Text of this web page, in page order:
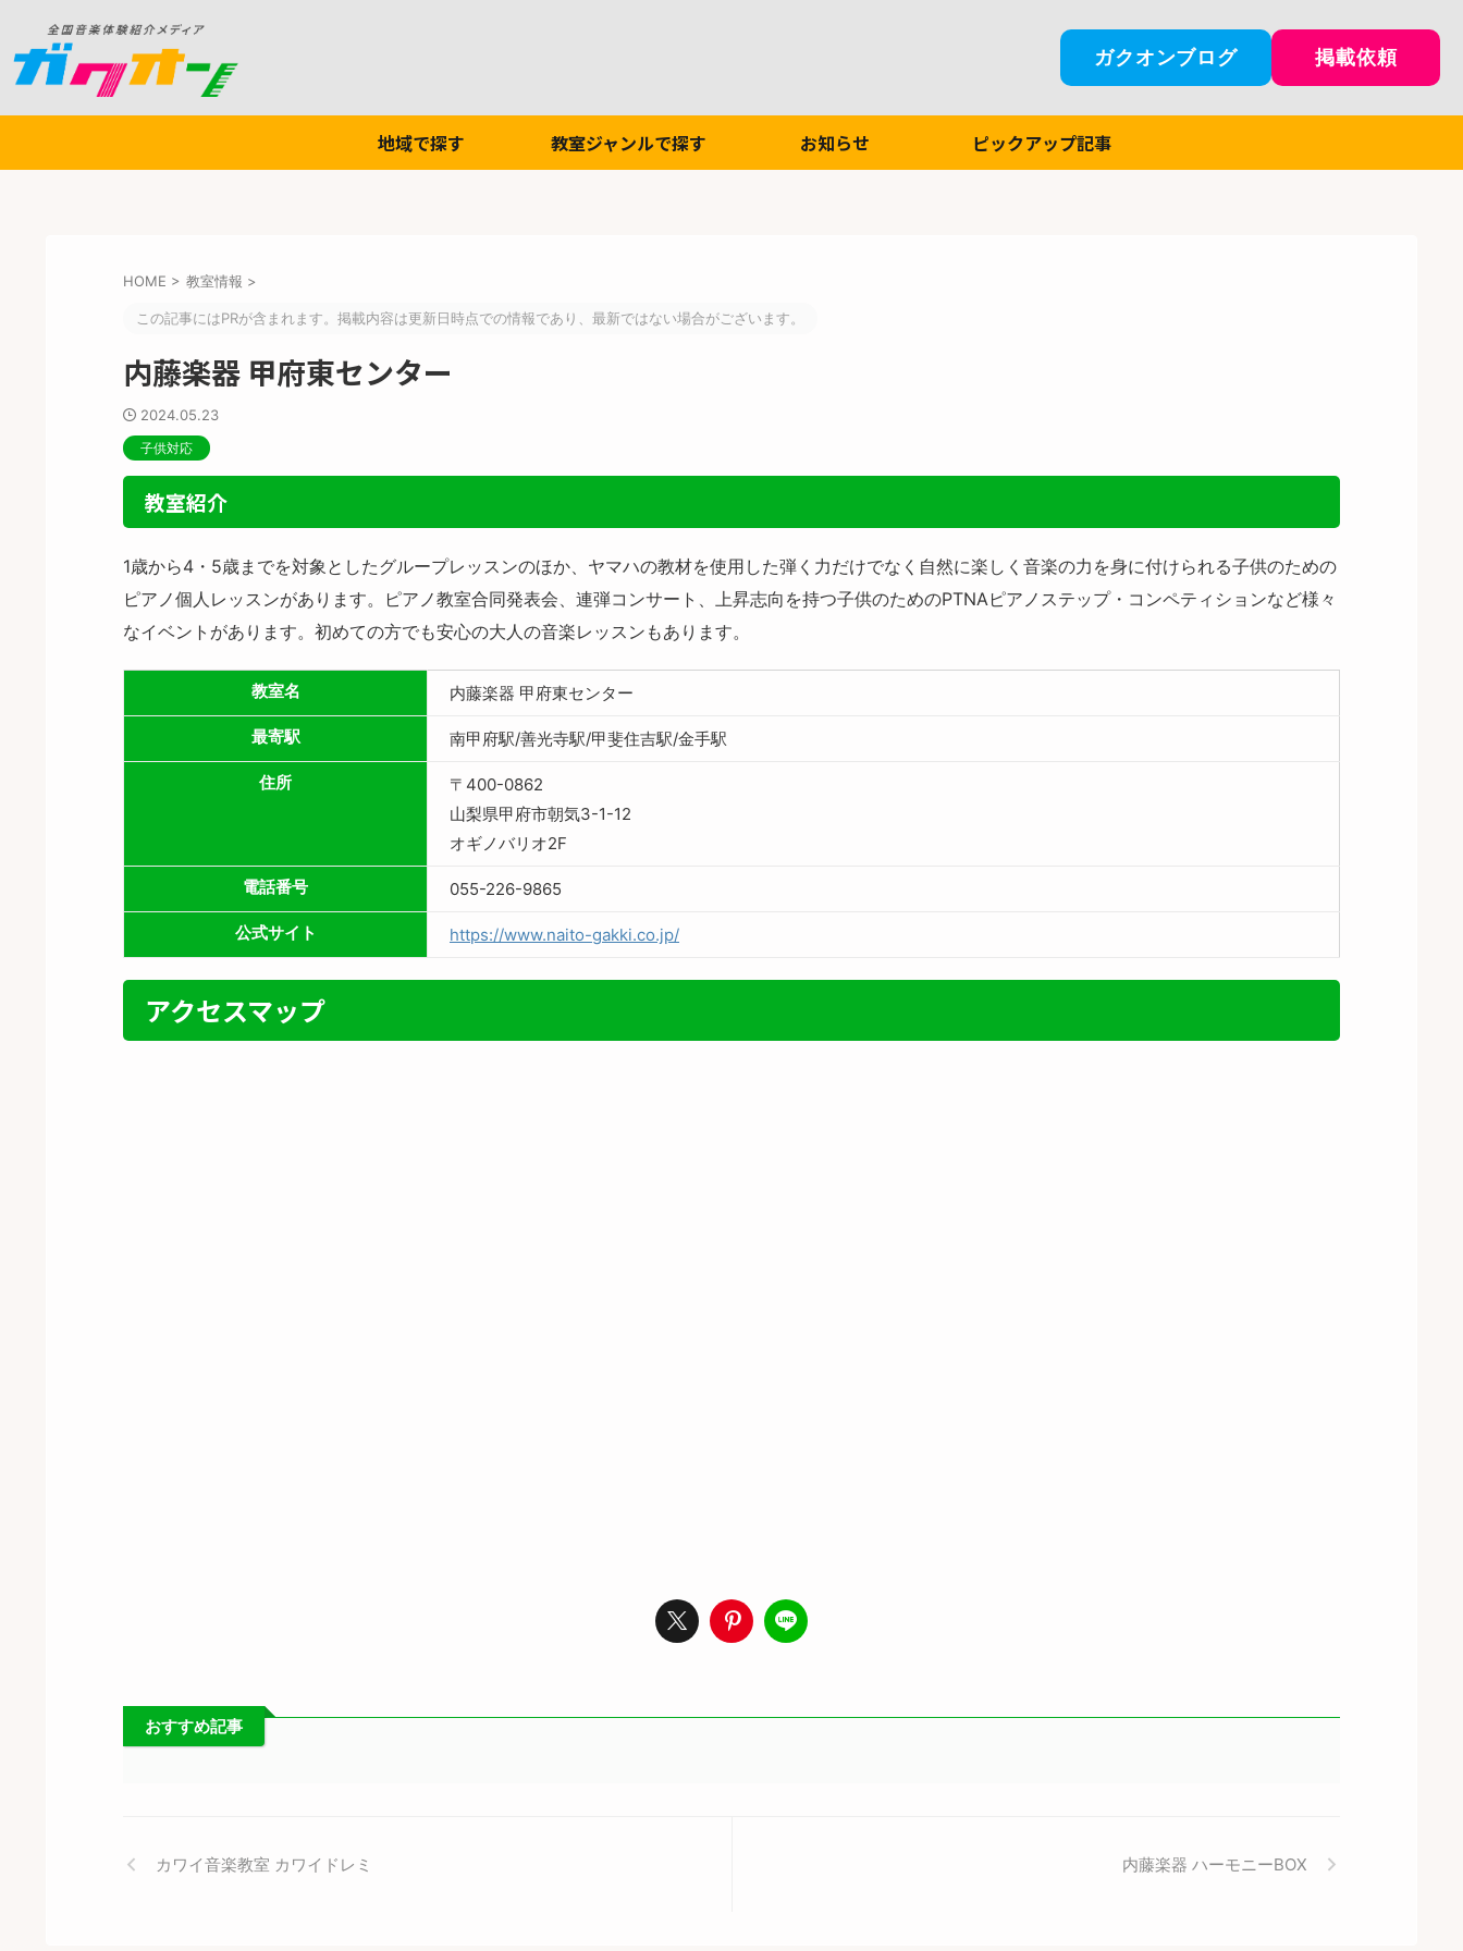
ガクオンブログ 掲載依頼
地域で探す 教室ジャンルで探す お知らせ ピックアップ記事
HOME > 教室情報 >
この記事にはPRが含まれます。掲載内容は更新日時点での情報であり、最新ではない場合がございます。
内藤楽器 甲府東センター
2024.05.23
子供対応
教室紹介
1歳から4・5歳までを対象としたグループレッスンのほか、ヤマハの教材を使用した弾く力だけでなく自然に楽しく音楽の力を身に付けられる子供のための
ピアノ個人レッスンがあります。ピアノ教室合同発表会、連弾コンサート、上昇志向を持つ子供のためのPTNAピアノステップ・コンペティションなど様々
なイベントがあります。初めての方でも安心の大人の音楽レッスンもあります。
教室名 内藤楽器 甲府東センター
最寄駅 南甲府駅/善光寺駅/甲斐住吉駅/金手駅
住所
〒400-0862
山梨県甲府市朝気3-1-12
オギノバリオ2F
電話番号 055-226-9865
公式サイト https://www.naito-gakki.co.jp/
アクセスマップ
おすすめ記事
カワイ音楽教室 カワイドレミ 内藤楽器 ハーモニーBOX